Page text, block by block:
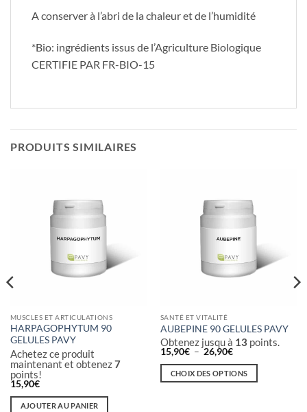
A conserver à l’abri de la chaleur et de l’humidité
*Bio: ingrédients issus de l’Agriculture Biologique
CERTIFIE PAR FR-BIO-15
PRODUITS SIMILAIRES
MUSCLES ET ARTICULATIONS
HARPAGOPHYTUM 90
GELULES PAVY
Achetez ce produit
maintenant et obtenez7
points!
15,90€
AJOUTER AU PANIER
SANTÉ ET VITALITÉ
AUBEPINE 90 GELULES PAVY
Obtenez jusqu à 13 points.
15,90€ – 26,90€Plage
prix :
15,90€
CHOIX DES OPTIONS